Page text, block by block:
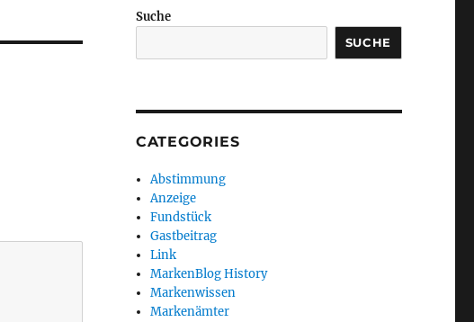
Suche
SUCHE
CATEGORIES
Abstimmung
Anzeige
Fundstück
Gastbeitrag
Link
MarkenBlog History
Markenwissen
Markenämter